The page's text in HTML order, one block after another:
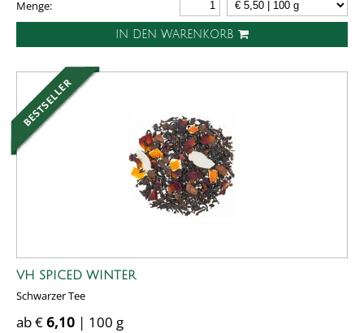
Menge:
IN DEN WARENKORB
VH SPICED WINTER
Schwarzer Tee
ab €6,10 | 100 g